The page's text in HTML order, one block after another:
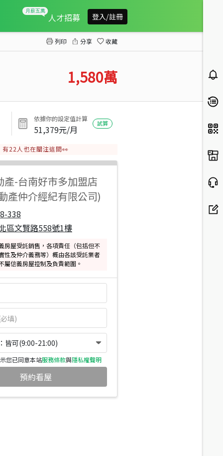
人才招募 登入/註冊
列印 分享 收藏
1,580萬
依據你的設定值計算
51,379元/月
試算
有22 人也在關注這間👀
產-台南好市多加盟店
產仲介經紀有限公司)
338
區文賢路558號1樓
房屋受託銷售，各項責任（包括但不
性及仲介義務等）概由各該受託業者
屬信義房屋控制及負責範圍。
皆可(9:00-21:00)
您已同意本站服務條款與隱私權聲明
預約看屋